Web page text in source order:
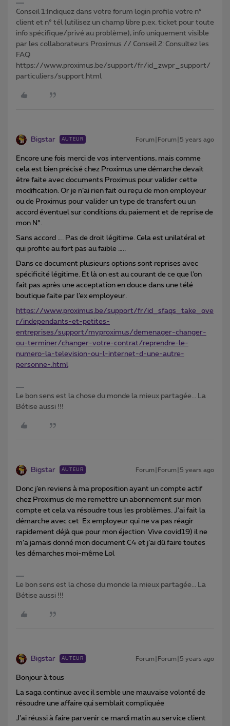
Conseil 1:Indiquez dans votre forum login profile votre n°
client et n° tél (utilisez un champ libre p.ex. ticket pour toute
info spécifique/privé au problème), info uniquement visible
par les collaborateurs Proximus // Conseil 2: Consultez les
FAQ
https://www.proximus.be/support/fr/id_zwpr_support/
particuliers/support.html
Bigstar AUTEUR Forum|Forum|5 years ago
Encore une fois merci de vos interventions, mais comme
cela est bien précisé chez Proximus une démarche devait
être faite avec documents Proximus pour valider cette
modification. Or je n’ai rien fait ou reçu de mon employeur
ou de Proximus pour valider un type de transfert ou un
accord éventuel sur conditions du paiement et de reprise de
mon N°.
Sans accord …. Pas de droit légitime. Cela est unilatéral et
qui profite au fort pas au faible …..
Dans ce document plusieurs options sont reprises avec
spécificité légitime. Et là on est au courant de ce que l’on
fait pas après une acceptation en douce dans une télé
boutique faite par l’ex employeur.
https://www.proximus.be/support/fr/id_sfaqs_take_ove
r/independants-et-petites-
entreprises/support/myproximus/demenager-changer-
ou-terminer/changer-votre-contrat/reprendre-le-
numero-la-television-ou-l-internet-d-une-autre-
personne-.html
Le bon sens est la chose du monde la mieux partagée... La
Bétise aussi !!!
Bigstar AUTEUR Forum|Forum|5 years ago
Donc j’en reviens à ma proposition ayant un compte actif
chez Proximus de me remettre un abonnement sur mon
compte et cela va résoudre tous les problèmes. J’ai fait la
démarche avec cet Ex employeur qui ne va pas réagir
rapidement déjà que pour mon éjection Vive covid19) il ne
m’a jamais donné mon document C4 et j’ai dû faire toutes
les démarches moi-même Lol
Le bon sens est la chose du monde la mieux partagée... La
Bétise aussi !!!
Bigstar AUTEUR Forum|Forum|5 years ago
Bonjour à tous
La saga continue avec il semble une mauvaise volonté de
résoudre une affaire qui semblait compliquée
J’ai réussi à faire parvenir ce mardi matin au service client